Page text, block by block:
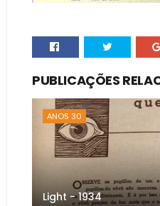
PUBLICAÇÕES
ANOS 30
Light - 1934